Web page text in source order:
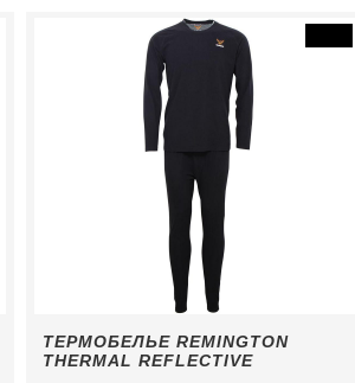
ТЕРМОБЕЛЬЕ REMINGTON
THERMAL REFLECTIVE